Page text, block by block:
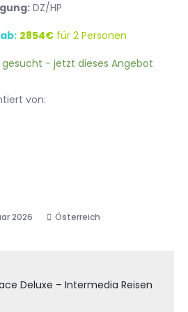
DZ/HP
2854€ für 2 Personen
von:
2026 Österreich
Deluxe – Intermedia Reisen